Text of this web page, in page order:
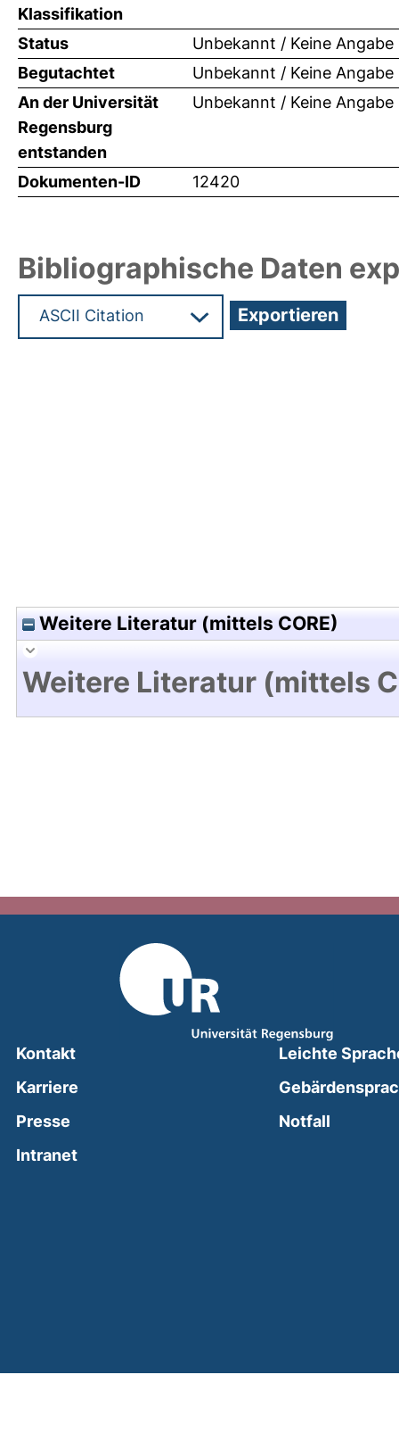
Klassifikation
Status
Unbekannt / Keine Angabe
Begutachtet
Unbekannt / Keine Angabe
An der Universität
Regensburg
entstanden
Unbekannt / Keine Angabe
Dokumenten-ID 12420
Bibliographische Daten
Weitere Literatur (mittels CORE)
Weitere Literatur (mittels
Kontakt
Karriere
Presse
Intranet(external link, opens in a new window)
Leichte
Notfall